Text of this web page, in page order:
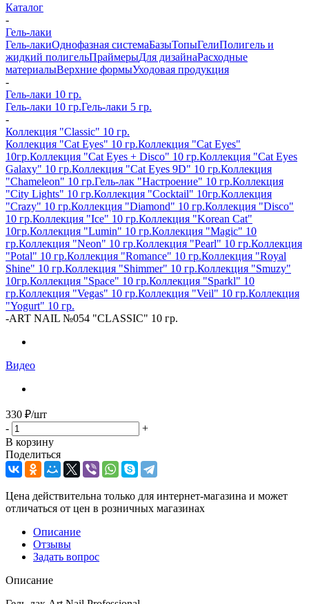
Каталог
-
Гель-лаки
Гель-лакиОднофазная системаБазыТопыГелиПолигель и
жидкий полигельПраймерыДля дизайнаРасходные
материалыВерхние формыУходовая продукция
-
Гель-лаки 10 гр.
Гель-лаки 10 гр.Гель-лаки 5 гр.
-
Коллекция "Classic" 10 гр.
Коллекция "Cat Eyes" 10 гр.Коллекция "Cat Eyes"
10гр.Коллекция "Cat Eyes + Disco" 10 гр.Коллекция "Cat Eyes
Galaxy" 10 гр.Коллекция "Cat Eyes 9D" 10 гр.Коллекция
"Chameleon" 10 гр.Гель-лак "Настроение" 10 гр.Коллекция
"City Lights" 10 гр.Коллекция "Cocktail" 10гр.Коллекция
"Crazy" 10 гр.Коллекция "Diamond" 10 гр.Коллекция "Disco"
10 гр.Коллекция "Ice" 10 гр.Коллекция "Korean Cat"
10гр.Коллекция "Lumin" 10 гр.Коллекция "Magic" 10
гр.Коллекция "Neon" 10 гр.Коллекция "Pearl" 10 гр.Коллекция
"Potal" 10 гр.Коллекция "Romance" 10 гр.Коллекция "Royal
Shine" 10 гр.Коллекция "Shimmer" 10 гр.Коллекция "Smuzy"
10гр.Коллекция "Space" 10 гр.Коллекция "Sparkl" 10
гр.Коллекция "Vegas" 10 гр.Коллекция "Veil" 10 гр.Коллекция
"Yogurt" 10 гр.
-ART NAIL №054 "CLASSIC" 10 гр.
Видео
330 ₽/шт
-
+
В корзину
Поделиться
Цена действительна только для интернет-магазина и может
отличаться от цен в розничных магазинах
Описание
Отзывы
Задать вопрос
Описание